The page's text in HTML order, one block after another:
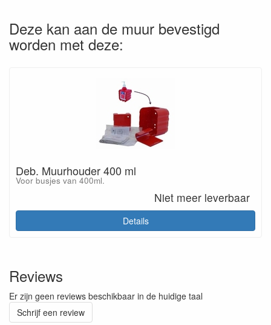
Deze kan aan de muur bevestigd
worden met deze:
Deb. Muurhouder 400 ml
Voor busjes van 400ml.
Niet meer leverbaar
Details
Reviews
Er zijn geen reviews beschikbaar in de huidige taal
Schrijf een review